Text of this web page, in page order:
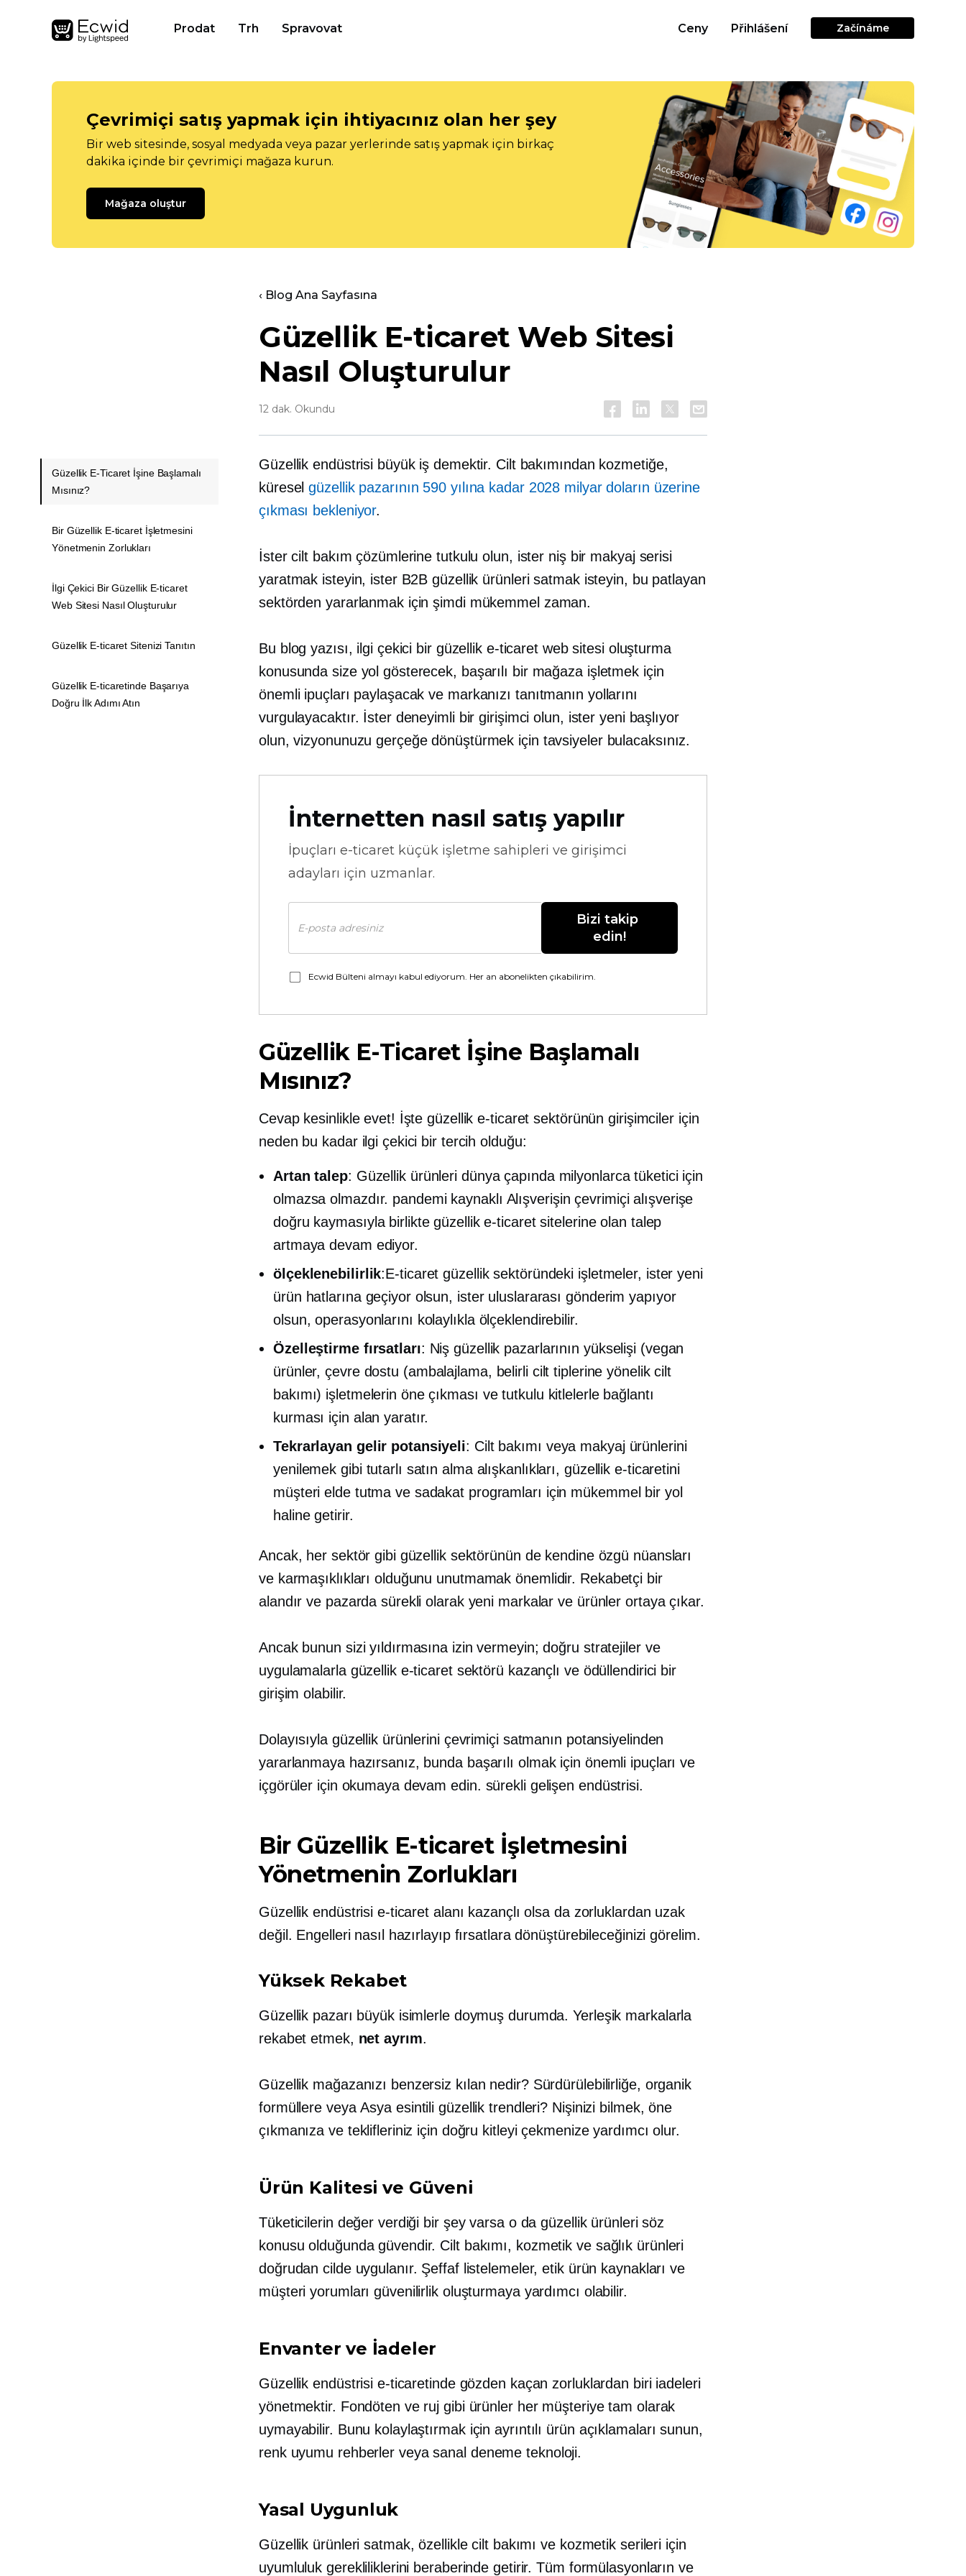
Prodat Trh Spravovat Ceny Přihlášení Začínáme
Çevrimiçi satış yapmak için ihtiyacınız olan her şey
Bir web sitesinde, sosyal medyada veya pazar yerlerinde satış yapmak için birkaç
dakika içinde bir çevrimiçi mağaza kurun.
Mağaza oluştur
‹ Blog Ana Sayfasına
Güzellik E-ticaret Web Sitesi
Nasıl Oluşturulur
12 dak. Okundu
Güzellik endüstrisi büyük iş demektir. Cilt bakımından kozmetiğe,
küreselgüzellik pazarının 590 yılına kadar 2028 milyar doların üzerine
çıkması bekleniyor.
İster cilt bakım çözümlerine tutkulu olun, ister niş bir makyaj serisi
yaratmak isteyin, ister B2B güzellik ürünleri satmak isteyin, bu patlayan
sektörden yararlanmak için şimdi mükemmel zaman.
Bu blog yazısı, ilgi çekici bir güzellik e-ticaret web sitesi oluşturma
konusunda size yol gösterecek, başarılı bir mağaza işletmek için
önemli ipuçları paylaşacak ve markanızı tanıtmanın yollarını
vurgulayacaktır. İster deneyimli bir girişimci olun, ister yeni başlıyor
olun, vizyonunuzu gerçeğe dönüştürmek için tavsiyeler bulacaksınız.
İnternetten nasıl satış yapılır
İpuçları e-ticaret küçük işletme sahipleri ve girişimci
adayları için uzmanlar.
Bizi takip
edin!
Ecwid Bülteni almayı kabul ediyorum. Her an abonelikten çıkabilirim.
Güzellik E-Ticaret İşine Başlamalı
Mısınız?
Cevap kesinlikle evet! İşte güzellik e-ticaret sektörünün girişimciler için
neden bu kadar ilgi çekici bir tercih olduğu:
Artan talep: Güzellik ürünleri dünya çapında milyonlarca tüketici için
olmazsa olmazdır. pandemi kaynaklı Alışverişin çevrimiçi alışverişe
doğru kaymasıyla birlikte güzellik e-ticaret sitelerine olan talep
artmaya devam ediyor.
ölçeklenebilirlik:E-ticaret güzellik sektöründeki işletmeler, ister yeni
ürün hatlarına geçiyor olsun, ister uluslararası gönderim yapıyor
olsun, operasyonlarını kolaylıkla ölçeklendirebilir.
Özelleştirme fırsatları: Niş güzellik pazarlarının yükselişi (vegan
ürünler,çevre dostu (ambalajlama, belirli cilt tiplerine yönelik cilt
bakımı) işletmelerin öne çıkması ve tutkulu kitlelerle bağlantı
kurması için alan yaratır.
Tekrarlayan gelir potansiyeli: Cilt bakımı veya makyaj ürünlerini
yenilemek gibi tutarlı satın alma alışkanlıkları, güzellik e-ticaretini
müşteri elde tutma ve sadakat programları için mükemmel bir yol
haline getirir.
Ancak, her sektör gibi güzellik sektörünün de kendine özgü nüansları
ve karmaşıklıkları olduğunu unutmamak önemlidir. Rekabetçi bir
alandır ve pazarda sürekli olarak yeni markalar ve ürünler ortaya çıkar.
Ancak bunun sizi yıldırmasına izin vermeyin; doğru stratejiler ve
uygulamalarla güzellik e-ticaret sektörü kazançlı ve ödüllendirici bir
girişim olabilir.
Dolayısıyla güzellik ürünlerini çevrimiçi satmanın potansiyelinden
yararlanmaya hazırsanız, bunda başarılı olmak için önemli ipuçları ve
içgörüler için okumaya devam edin. sürekli gelişen endüstrisi.
Bir Güzellik E-ticaret İşletmesini
Yönetmenin Zorlukları
Güzellik endüstrisi e-ticaret alanı kazançlı olsa da zorluklardan uzak
değil. Engelleri nasıl hazırlayıp fırsatlara dönüştürebileceğinizi görelim.
Yüksek Rekabet
Güzellik pazarı büyük isimlerle doymuş durumda. Yerleşik markalarla
rekabet etmek, net ayrım.
Güzellik mağazanızı benzersiz kılan nedir? Sürdürülebilirliğe, organik
formüllere veyaAsya esintili güzellik trendleri? Nişinizi bilmek, öne
çıkmanıza ve teklifleriniz için doğru kitleyi çekmenize yardımcı olur.
Ürün Kalitesi ve Güveni
Tüketicilerin değer verdiği bir şey varsa o da güzellik ürünleri söz
konusu olduğunda güvendir. Cilt bakımı, kozmetik ve sağlık ürünleri
doğrudan cilde uygulanır. Şeffaf listelemeler, etik ürün kaynakları ve
müşteri yorumları güvenilirlik oluşturmaya yardımcı olabilir.
Envanter ve İadeler
Güzellik endüstrisi e-ticaretinde gözden kaçan zorluklardan biri iadeleri
yönetmektir. Fondöten ve ruj gibi ürünler her müşteriye tam olarak
uymayabilir. Bunu kolaylaştırmak için ayrıntılı ürün açıklamaları sunun,
renk uyumu rehberler veya sanal deneme teknoloji.
Yasal Uygunluk
Güzellik ürünleri satmak, özellikle cilt bakımı ve kozmetik serileri için
uyumluluk gerekliliklerini beraberinde getirir. Tüm formülasyonların ve
Güzellik E-Ticaret İşine Başlamalı
Mısınız?
Bir Güzellik E-ticaret İşletmesini
Yönetmenin Zorlukları
İlgi Çekici Bir Güzellik E-ticaret
Web Sitesi Nasıl Oluşturulur
Güzellik E-ticaret Sitenizi Tanıtın
Güzellik E-ticaretinde Başarıya
Doğru İlk Adımı Atın